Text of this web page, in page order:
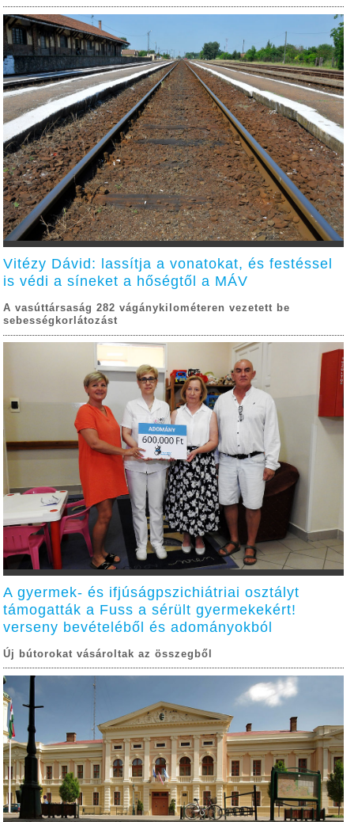
Vitézy Dávid: lassítja a vonatokat, és festéssel
is védi a síneket a hőségtől a MÁV
A vasúttársaság 282 vágánykilométeren vezetett be
sebességkorlátozást
A gyermek- és ifjúságpszichiátriai osztályt
támogatták a Fuss a sérült gyermekekért!
verseny bevételéből és adományokból
Új bútorokat vásároltak az összegből